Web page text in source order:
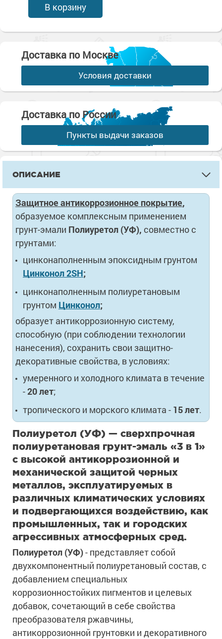
В корзину
Доставка по Москве
Условия доставки
Доставка по России
Пункты выдачи заказов
ОПИСАНИЕ
Защитное антикоррозионное покрытие,
образуемое комплексным применением
грунт-эмали Полиуретол (УФ), совместно c
грунтами:
цинконаполненным эпоксидным грунтом
Цинконол 2SH;
цинконаполненным полиуретановым
грунтом Цинконол;
образует антикоррозионную систему,
способную (при соблюдении технологии
нанесения), сохранить свои защитно-
декоративные свойства, в условиях:
умеренного и холодного климата в течение
-20 лет;
тропического и морского климата - 15 лет.
Полиуретол (УФ) — сверхпрочная
полиуретановая грунт-эмаль «3 в 1»
с высокой антикоррозионной и
механической защитой черных
металлов, эксплуатируемых в
различных климатических условиях
и подвергающихся воздействию, как
промышленных, так и городских
агрессивных атмосферных сред.
Полиуретол (УФ)- представляет собой
двухкомпонентный полиуретановый состав, с
добавлением специальных
коррозионностойких пигментов и целевых
добавок, сочетающий в себе свойства
преобразователя ржавчины,
антикоррозионной грунтовки и декоративного